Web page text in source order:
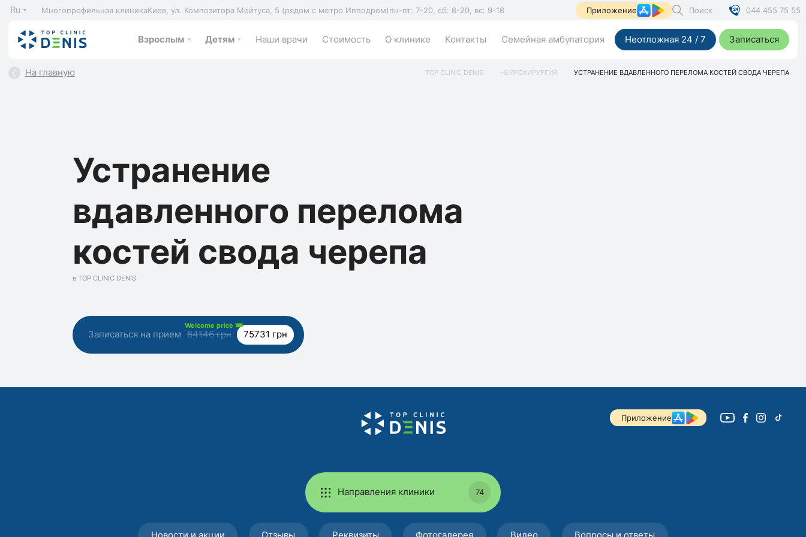
Ru Многопрофильная клиникаКиев, ул. Композитора Мейтуса, 5 (рядом с метро Ипподром)пн-пт: 7-20, сб: 8-20, вс: 9-18 Приложение Поиск 044 455 75 55
Взрослым Детям Наши врачи Стоимость О клинике Контакты Семейная амбулатория Неотложная 24 / 7 Записаться
На главную TOP CLINIC DENIS НЕЙРОХИРУРГИЯ УСТРАНЕНИЕ ВДАВЛЕННОГО ПЕРЕЛОМА КОСТЕЙ СВОДА ЧЕРЕПА
Устранение
вдавленного перелома
костей свода черепа
в TOP CLINIC DENIS
Записаться на прием
Welcome price
84146 грн 75731 грн
Приложение
Направления клиники 74